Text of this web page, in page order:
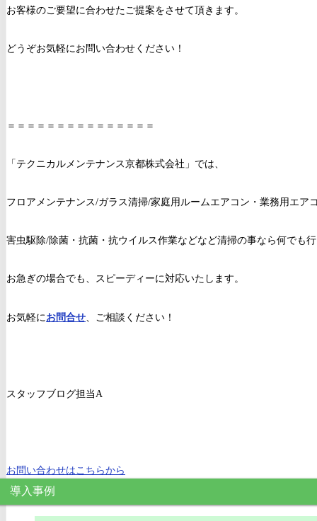
お客様のご要望に合わせたご提案をさせて頂きます。
どうぞお気軽にお問い合わせください！
＝＝＝＝＝＝＝＝＝＝＝＝＝＝＝
「テクニカルメンテナンス京都株式会社」では、
フロアメンテナンス/ガラス清掃/家庭用ルームエアコン・業務用エア
害虫駆除/除菌・抗菌・抗ウイルス作業などなど清掃の事なら何でも
お急ぎの場合でも、スピーディーに対応いたします。
お気軽に お問合せ 、ご相談ください！
スタッフブログ担当A
お問い合わせはこちらから
導入事例